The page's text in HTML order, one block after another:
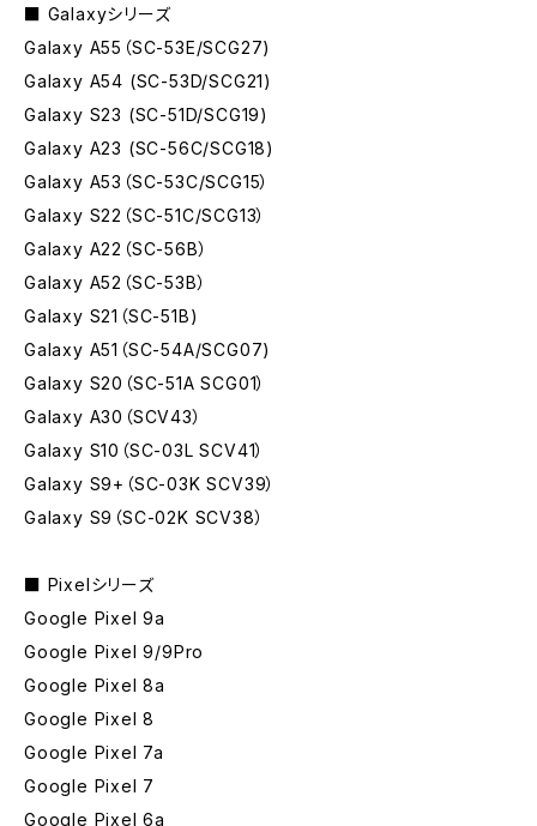
■ Galaxyシリーズ
Galaxy A55（SC-53E/SCG27)
Galaxy A54 (SC-53D/SCG21)
Galaxy S23 (SC-51D/SCG19)
Galaxy A23 (SC-56C/SCG18)
Galaxy A53（SC-53C/SCG15）
Galaxy S22（SC-51C/SCG13）
Galaxy A22（SC-56B）
Galaxy A52（SC-53B）
Galaxy S21（SC-51B)
Galaxy A51（SC-54A/SCG07)
Galaxy S20（SC-51A SCG01）
Galaxy A30（SCV43）
Galaxy S10（SC-03L SCV41）
Galaxy S9+（SC-03K SCV39）
Galaxy S9（SC-02K SCV38）
■ Pixelシリーズ
Google Pixel 9a
Google Pixel 9/9Pro
Google Pixel 8a
Google Pixel 8
Google Pixel 7a
Google Pixel 7
Google Pixel 6a